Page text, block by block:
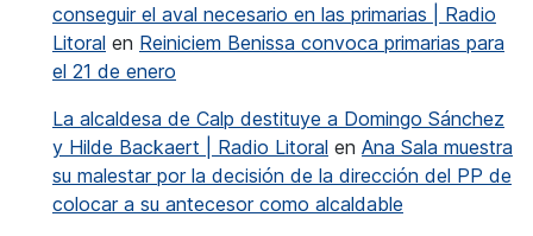
conseguir el aval necesario en las primarias | Radio
Litoral en Reiniciem Benissa convoca primarias para
el 21 de enero
La alcaldesa de Calp destituye a Domingo Sánchez
y Hilde Backaert | Radio Litoral en Ana Sala muestra
su malestar por la decisión de la dirección del PP de
colocar a su antecesor como alcaldable